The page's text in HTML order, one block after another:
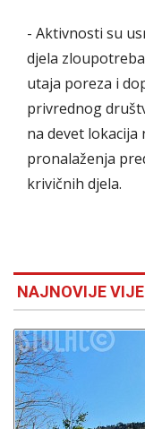
- Aktivnosti su
djela
utaja poreza i
privrednog
na devet
pronalaženja
krivičnih djela.
NAJNOVIJE